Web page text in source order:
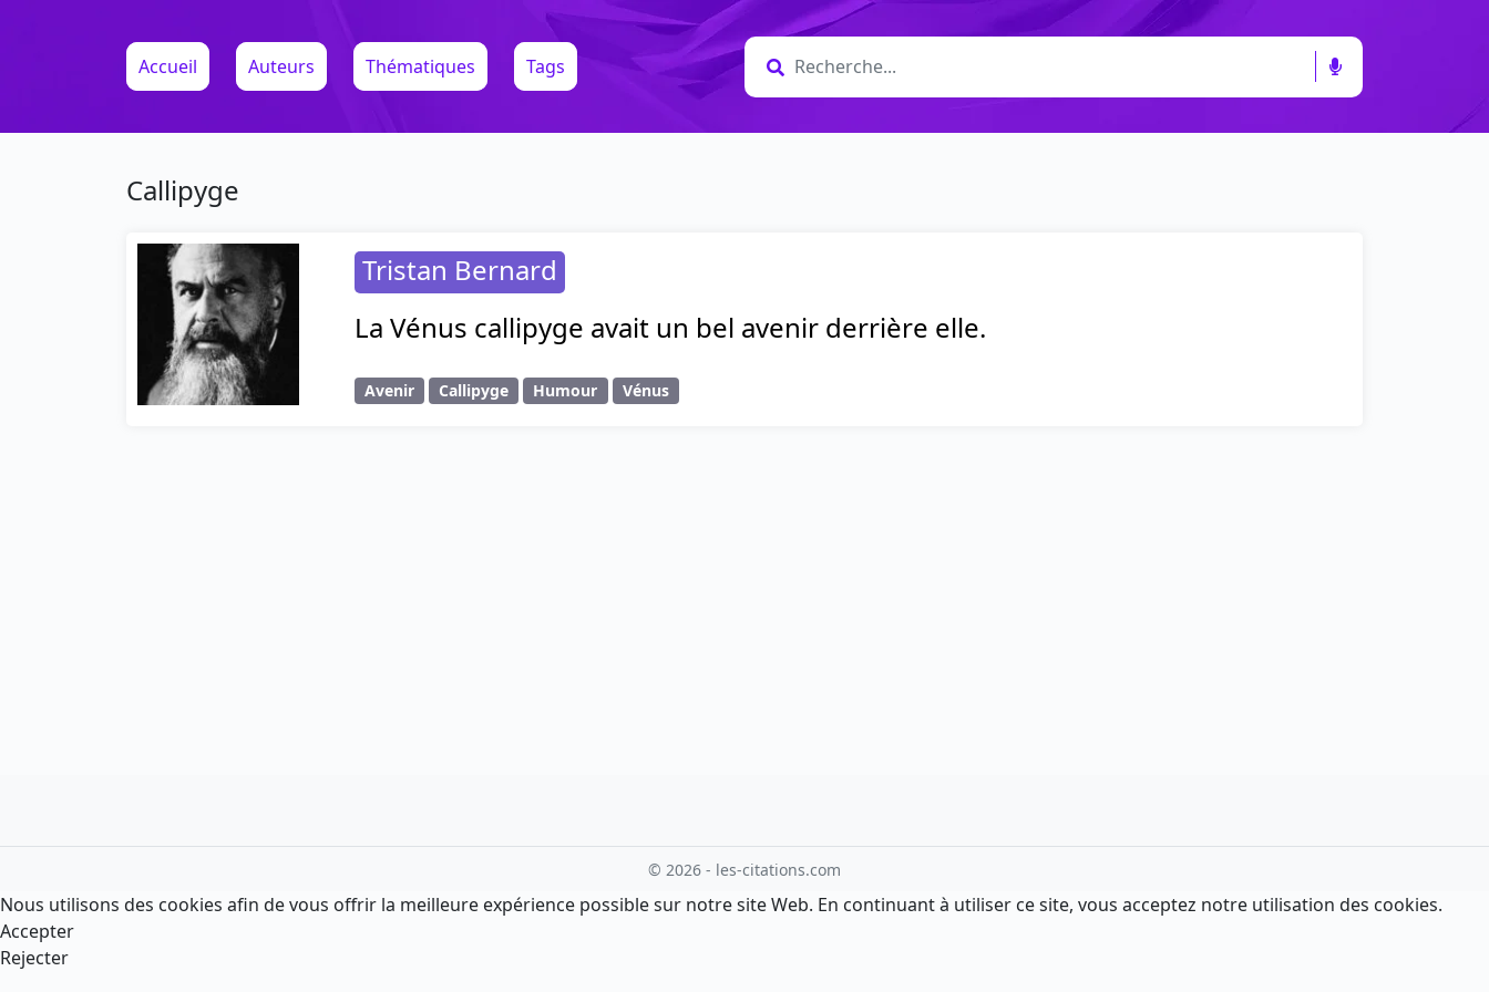
Accueil Auteurs Thématiques Tags
Callipyge
Tristan Bernard
La Vénus callipyge avait un bel avenir derrière elle.
Avenir Callipyge Humour Vénus
© 2026 - les-citations.com
Nous utilisons des cookies afin de vous offrir la meilleure expérience possible sur notre site Web. En continuant à utiliser ce site, vous acceptez notre utilisation des cookies.
Accepter
Rejecter